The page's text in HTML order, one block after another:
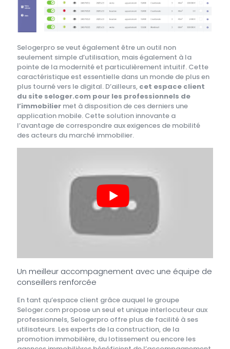
Selogerpro se veut également être un outil non
seulement simple d’utilisation, mais également à la
pointe de la modernité et particulièrement intuitif. Cette
caractéristique est essentielle dans un monde de plus en
plus tourné vers le digital. D’ailleurs, cet espace client
du site seloger.com pour les professionnels de
l’immobilier met à disposition de ces derniers une
application mobile. Cette solution innovante a
l’avantage de correspondre aux exigences de mobilité
des acteurs du marché immobilier.
Un meilleur accompagnement avec une équipe de
conseillers renforcée
En tant qu’espace client grâce auquel le groupe
Seloger.com propose un seul et unique interlocuteur aux
professionnels, Selogerpro offre plus de facilité à ses
utilisateurs. Les experts de la construction, de la
promotion immobilière, du lotissement ou encore les